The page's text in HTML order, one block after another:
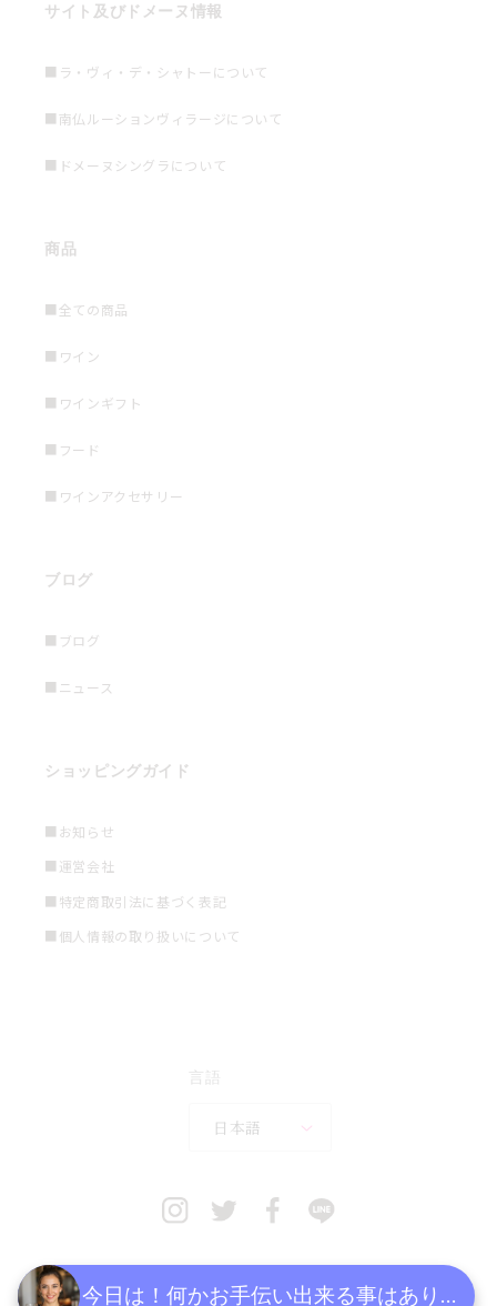
今日は！何かお手伝い出来る事はあります
サイト及びドメーヌ情報
■ラ・ヴィ・デ・シャトーについて
■南仏ルーションヴィラージについて
■ドメーヌシングラについて
商品
■全ての商品
■ワイン
■ワインギフト
■フード
■ワインアクセサリー
ブログ
■ブログ
■ニュース
ショッピングガイド
■お知らせ
■運営会社
■特定商取引法に基づく表記
■個人情報の取り扱いについて
言語
日本語